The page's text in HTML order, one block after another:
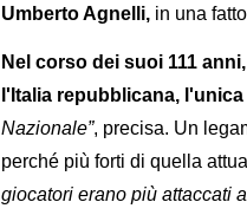
Umberto Agnelli, in una
Nel corso dei suoi 111
l'Italia repubblicana,
Nazionale”, precisa. Un
perché più forti di quella
giocatori erano più attaccati